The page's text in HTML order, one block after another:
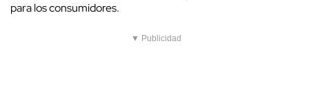
para los consumidores.
▼ Publicidad